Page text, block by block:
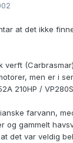
at det ikke
verft
men er i
210HP /
farvann,
og gammelt
det var veldig